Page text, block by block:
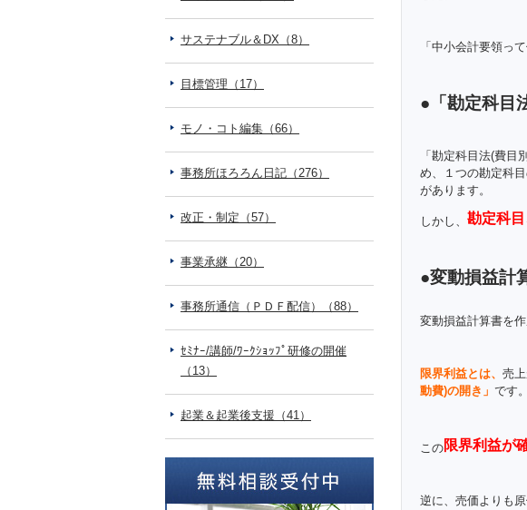
「中小会計要領っ
●「勘定科目
「勘定科目法(費目
め、１つの勘定科目
があります。
しかし、 勘定科
●変動損益計
変動損益計算書を
限界利益とは、 売
動費)の開き」 です。
この限界利益が
逆に、売価よりも
サステナブル＆DX（8）
目標管理（17）
モノ・コト編集（66）
事務所ほろろん日記（276）
改正・制定（57）
事業承継（20）
事務所通信（ＰＤＦ配信）（88）
ｾﾐﾅｰ/講師/ﾜｰｸｼｮｯﾌﾟ研修の開催
（13）
起業＆起業後支援（41）